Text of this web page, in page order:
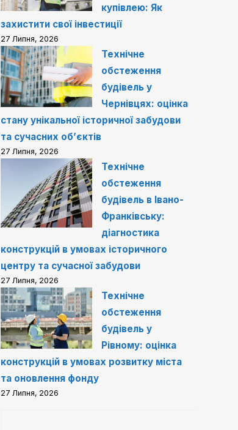
купівлею: Як
захистити свої інвестиції
27 Липня, 2026
Технічне
обстеження
будівель у
Чернівцях: оцінка
стану унікальної історичної забудови
та сучасних об’єктів
27 Липня, 2026
Технічне
обстеження
будівель в Івано-
Франківську:
діагностика
конструкцій в умовах історичного
центру та сучасної забудови
27 Липня, 2026
Технічне
обстеження
будівель у
Рівному: оцінка
конструкцій в умовах розвитку міста
та оновлення фонду
27 Липня, 2026